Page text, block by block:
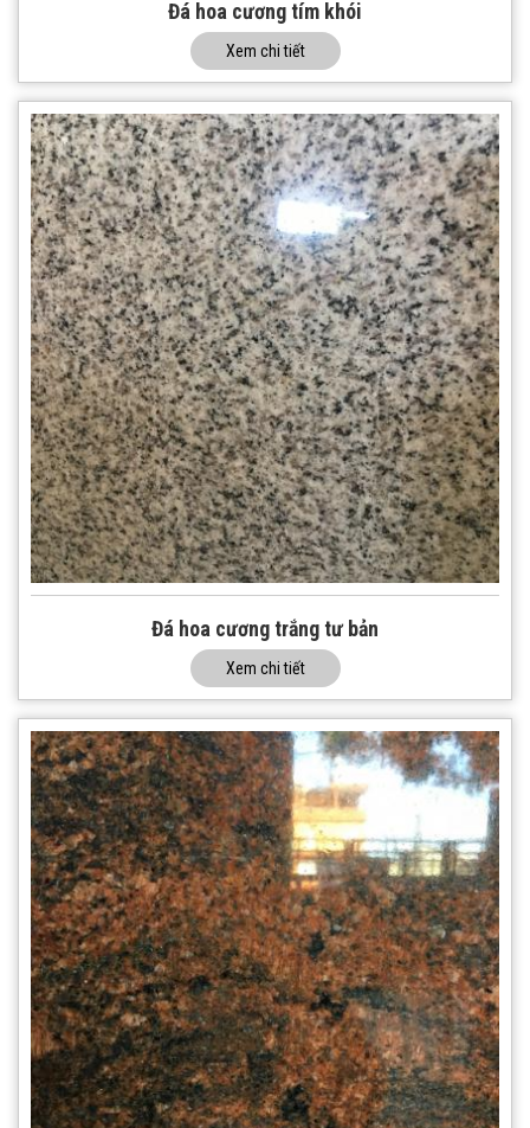
Đá hoa cương tím khói
Xem chi tiết
Đá hoa cương trắng tư bản
Xem chi tiết